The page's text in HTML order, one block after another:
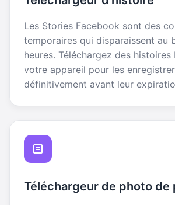
Les Stories Facebook sont des
temporaires qui disparaissent au
heures. Téléchargez des
votre appareil pour les enregistrer
définitivement avant leur
Téléchargeur de photo de